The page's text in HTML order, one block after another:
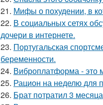
21. Мифы о похудении, в
22. В социальных сетях
дочери в интернете.
23. Португальская
беременности.
24. Виброплатформа - это
25. Рацион на неделю для
26. Брат потратил 3